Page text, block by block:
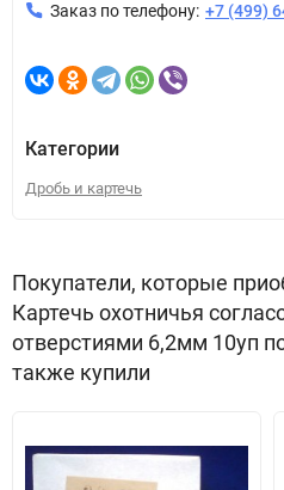
Заказ по телефону: +7 (499)
Категории
Дробь и картечь
Покупатели, которые
Картечь охотничья
отверстиями 6,2мм 10уп
также купили